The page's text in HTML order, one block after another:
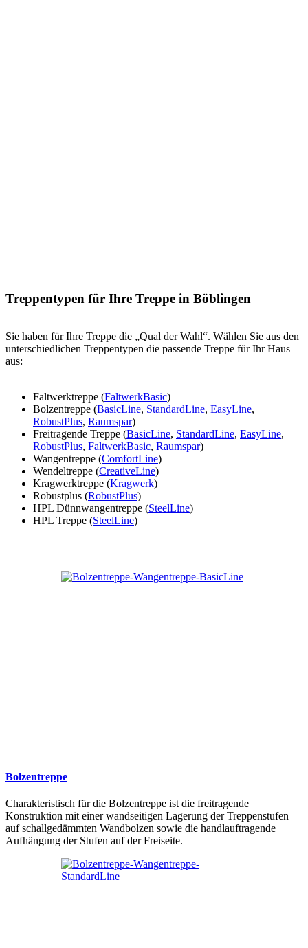
Treppentypen für Ihre Treppe in Böblingen
Sie haben für Ihre Treppe die „Qual der Wahl“. Wählen Sie aus den
unterschiedlichen Treppentypen die passende Treppe für Ihr Haus
aus:
Faltwerktreppe (FaltwerkBasic)
Bolzentreppe (BasicLine, StandardLine, EasyLine,
RobustPlus, Raumspar)
Freitragende Treppe (BasicLine, StandardLine, EasyLine,
RobustPlus, FaltwerkBasic, Raumspar)
Wangentreppe (ComfortLine)
Wendeltreppe (CreativeLine)
Kragwerktreppe (Kragwerk)
Robustplus (RobustPlus)
HPL Dünnwangentreppe (SteelLine)
HPL Treppe (SteelLine)
Bolzentreppe
Charakteristisch für die Bolzentreppe ist die freitragende
Konstruktion mit einer wandseitigen Lagerung der Treppenstufen
auf schallgedämmten Wandbolzen sowie die handlauftragende
Aufhängung der Stufen auf der Freiseite.